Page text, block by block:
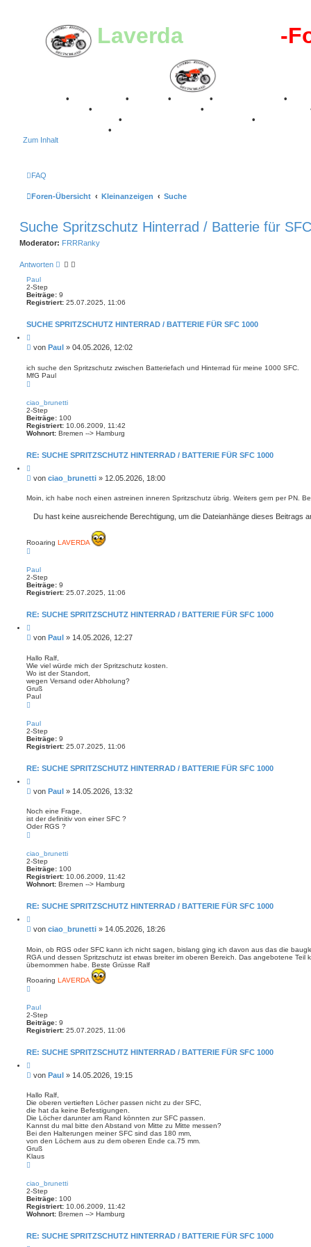
Laverda-Register -
• • • •
•
• •
• •
•
Zum Inhalt
FAQ
Foren-Übersicht Kleinanzeigen Suche
Suche Spritzschutz Hinterrad / Batterie für
Moderator: FRRRanky
Antworten
Paul
2-Step
Beiträge: 9
Registriert: 25.07.2025, 11:06
SUCHE SPRITZSCHUTZ HINTERRAD / BATTERIE FÜR SFC 1000
i
t
e
r
B
i
t
g
von Paul » 04.05.2026, 12:02
ich suche den Spritzschutz zwischen Batteriefach und Hinterrad für meine 1000 SFC.
MfG Paul
h
o
b
e
n
ciao_brunetti
2-Step
Beiträge: 100
Registriert: 10.06.2009, 11:42
Wohnort: Bremen --> Hamburg
RE: SUCHE SPRITZSCHUTZ HINTERRAD / BATTERIE FÜR SFC 1000
i
t
e
B
i
von ciao_brunetti » 12.05.2026, 18:00
Moin, ich habe noch einen astreinen inneren Spritzschutz übrig. Weiters gern per PN.
Du hast keine ausreichende Berechtigung, um die Dateianhänge dieses Beitrags
Rooaring LAVERDA
h
o
b
e
Paul
2-Step
Beiträge: 9
Registriert: 25.07.2025, 11:06
RE: SUCHE SPRITZSCHUTZ HINTERRAD / BATTERIE FÜR SFC 1000
i
t
e
r
e
n
B
i
t
r
a
g
von Paul » 14.05.2026, 12:27
Hallo Ralf,
Wie viel würde mich der Spritzschutz kosten.
Wo ist der Standort,
wegen Versand oder Abholung?
Gruß
Paul
h
o
b
e
Paul
2-Step
Beiträge: 9
Registriert: 25.07.2025, 11:06
RE: SUCHE SPRITZSCHUTZ HINTERRAD / BATTERIE FÜR SFC 1000
i
t
e
r
e
B
i
t
r
von Paul » 14.05.2026, 13:32
Noch eine Frage,
ist der definitiv von einer SFC ?
Oder RGS ?
h
o
b
e
n
ciao_brunetti
2-Step
Beiträge: 100
Registriert: 10.06.2009, 11:42
Wohnort: Bremen --> Hamburg
RE: SUCHE SPRITZSCHUTZ HINTERRAD / BATTERIE FÜR SFC 1000
i
t
e
r
e
B
i
t
r
a
von ciao_brunetti » 14.05.2026, 18:26
Moin, ob RGS oder SFC kann ich nicht sagen, bislang ging ich davon aus das die
RGA und dessen Spritzschutz ist etwas breiter im oberen Bereich. Das angebotene Teil
übernommen habe. Beste Grüsse Ralf
Rooaring LAVERDA
h
o
b
e
Paul
2-Step
Beiträge: 9
Registriert: 25.07.2025, 11:06
RE: SUCHE SPRITZSCHUTZ HINTERRAD / BATTERIE FÜR SFC 1000
i
t
e
r
e
n
B
i
t
r
a
g
von Paul » 14.05.2026, 19:15
Hallo Ralf,
Die oberen vertieften Löcher passen nicht zu der SFC,
die hat da keine Befestigungen.
Die Löcher darunter am Rand könnten zur SFC passen.
Kannst du mal bitte den Abstand von Mitte zu Mitte messen?
Bei den Halterungen meiner SFC sind das 180 mm,
von den Löchern aus zu dem oberen Ende ca.75 mm.
Gruß
Klaus
h
o
b
e
n
ciao_brunetti
2-Step
Beiträge: 100
Registriert: 10.06.2009, 11:42
Wohnort: Bremen --> Hamburg
RE: SUCHE SPRITZSCHUTZ HINTERRAD / BATTERIE FÜR SFC 1000